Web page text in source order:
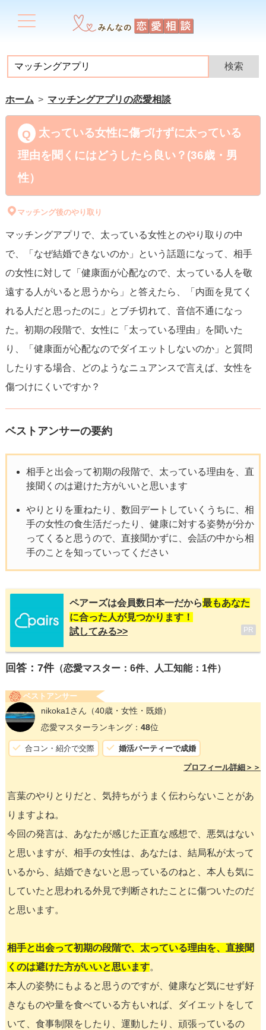
ホーム マッチングアプリの恋愛相談
太っている女性に傷づけずに太っている
理由を聞くにはどうしたら良い？(36歳・男
性）
マッチング後のやり取り
マッチングアプリで、太っている女性とのやり取りの中
で、「なぜ結婚できないのか」という話題になって、相手
の女性に対して「健康面が心配なので、太っている人を敬
遠する人がいると思うから」と答えたら、「内面を見てく
れる人だと思ったのに」とブチ切れて、音信不通になっ
た。初期の段階で、女性に「太っている理由」を聞いた
り、「健康面が心配なのでダイエットしないのか」と質問
したりする場合、どのようなニュアンスで言えば、女性を
傷つけにくいですか？
ベストアンサーの要約
相手と出会って初期の段階で、太っている理由を、直
接聞くのは避けた方がいいと思います
やりとりを重ねたり、数回デートしていくうちに、相
手の女性の食生活だったり、健康に対する姿勢が分か
ってくると思うので、直接聞かずに、会話の中から相
手のことを知っていってください
ペアーズは会員数日本一だから最もあなた
に合った人が見つかります！
試してみる>>
PR
回答： 7件（恋愛マスター：6件、人工知能：1件）
ベストアンサー
nikoka1さん （40歳・女性・既婚）
恋愛マスターランキング： 48位
合コン・紹介で交際 婚活パーティーで成婚
プロフィール詳細＞＞
言葉のやりとりだと、気持ちがうまく伝わらないことがあ
りますよね。
今回の発言は、あなたが感じた正直な感想で、悪気はない
と思いますが、相手の女性は、あなたは、結局私が太って
いるから、結婚できないと思っているのねと、本人も気に
していたと思われる外見で判断されたことに傷ついたのだ
と思います。
相手と出会って初期の段階で、太っている理由を、直接聞
くのは避けた方がいいと思います。
本人の姿勢にもよると思うのですが、健康など気にせず好
きなものや量を食べている方もいれば、ダイエットをして
いて、食事制限をしたり、運動したり、頑張っているの